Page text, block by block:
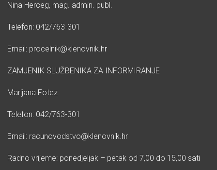
Nina Herceg, mag. admin. publ.
Telefon: 042/763-301
Email: procelnik@klenovnik.hr
ZAMJENIK SLUŽBENIKA ZA INFORMIRANJE
Marijana Fotez
Telefon: 042/763-301
Email: racunovodstvo@klenovnik.hr
Radno vrijeme: ponedjeljak – petak od 7,00 do 15,00 sati